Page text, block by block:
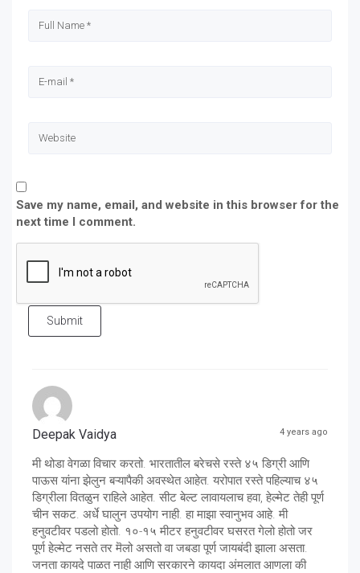
Save my name, email, and website in this browser for the
next time I comment.
Submit
Deepak Vaidya 4 years ago
मी थोडा वेगळा विचार करतो. भारतातील बरेचसे रस्ते ४५ डिग्री आणि
पाऊस यांना झेलुन बऱ्यापैकी अवस्थेत आहेत. यरोपात रस्ते पहिल्याच ४५
डिग्रीला वितळुन राहिले आहेत. सीट बेल्ट लावायलाच हवा, हेल्मेट तेही पूर्ण
चीन सकट. अर्धे घालुन उपयोग नाही. हा माझा स्वानुभव आहे. मी
हनुवटीवर पडलो होतो. १०-१५ मीटर हनुवटीवर घसरत गेलो होतो जर
पूर्ण हेल्मेट नसते तर मॆलो असतो वा जबडा पूर्ण जायबंदी झाला असता.
जनता कायदे पाळत नाही आणि सरकारने कायदा अंमलात आणला की